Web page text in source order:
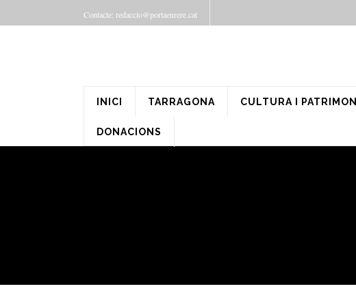
Contacte: redaccio@portaenrere.cat
INICI TARRAGONA CULTURA I PATRIMONI
DONACIONS